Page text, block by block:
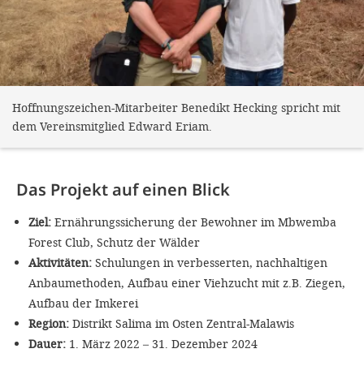
Hoffnungszeichen-Mitarbeiter Benedikt Hecking spricht mit
dem Vereinsmitglied Edward Eriam.
Das Projekt auf einen Blick
Ziel: Ernährungssicherung der Bewohner im Mbwemba
Forest Club, Schutz der Wälder
Aktivitäten: Schulungen in verbesserten, nachhaltigen
Anbaumethoden, Aufbau einer Viehzucht mit z.B. Ziegen,
Aufbau der Imkerei
Region: Distrikt Salima im Osten Zentral-Malawis
Dauer: 1. März 2022 – 31. Dezember 2024